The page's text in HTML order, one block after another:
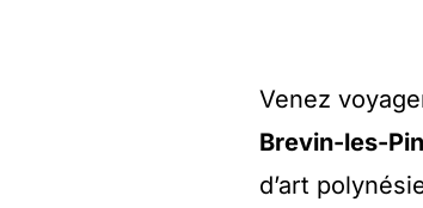
Venez
Brevin-les-
d’art